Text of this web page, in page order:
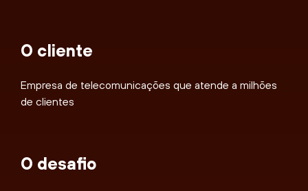
O cliente
Empresa de telecomunicações que atende a milhões
de clientes
O desafio